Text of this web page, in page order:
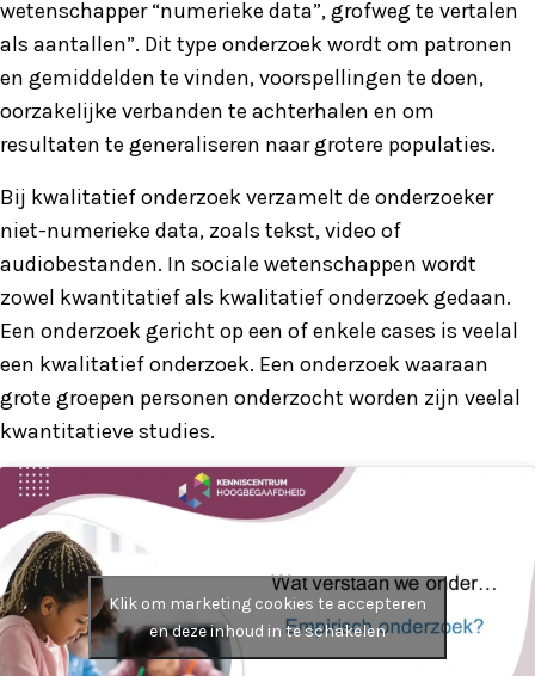
wetenschapper “numerieke data”, grofweg te vertalen
als aantallen”. Dit type onderzoek wordt om patronen
en gemiddelden te vinden, voorspellingen te doen,
oorzakelijke verbanden te achterhalen en om
resultaten te generaliseren naar grotere populaties.
Bij kwalitatief onderzoek verzamelt de onderzoeker
niet-numerieke data, zoals tekst, video of
audiobestanden. In sociale wetenschappen wordt
zowel kwantitatief als kwalitatief onderzoek gedaan.
Een onderzoek gericht op een of enkele cases is veelal
een kwalitatief onderzoek. Een onderzoek waaraan
grote groepen personen onderzocht worden zijn veelal
kwantitatieve studies.
Klik om marketing cookies te accepteren
en deze inhoud in te schakelen